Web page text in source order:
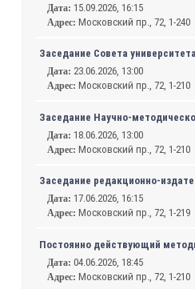
Дата: 15.09.2026, 16:15
Адрес: Московский пр., 72, 1-240
Заседание Совета университета
Дата: 23.06.2026, 13:00
Адрес: Московский пр., 72, 1-210
Заседание Научно-
Дата: 18.06.2026, 13:00
Адрес: Московский пр., 72, 1-210
Заседание редакционно-
Дата: 17.06.2026, 16:15
Адрес: Московский пр., 72, 1-219
Постоянно действующий
Дата:04.06.2026, 18:45
Адрес: Московский пр., 72, 1-210